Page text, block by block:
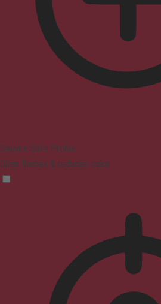
Seizure Safe Profile
Clear flashes & reduces color